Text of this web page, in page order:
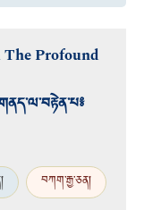
Profound
བཀག་རྒྱ་ཅན།